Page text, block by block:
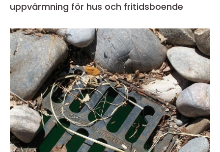
uppvärmning för hus och fritidsboende